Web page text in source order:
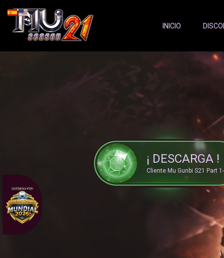
INICIO
¡ DESCARGA !
Cliente Mu Gunbi S21 Part